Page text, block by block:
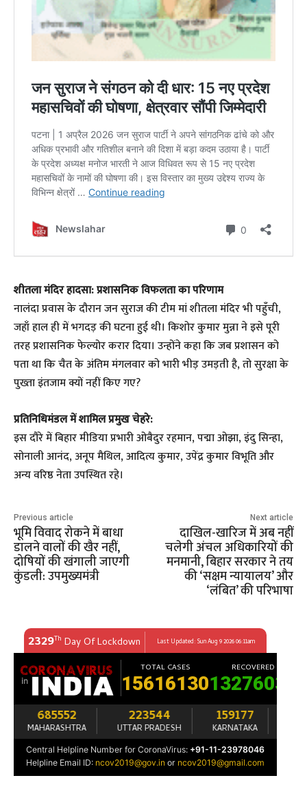
शीतला मंदिर हादसा: प्रशासनिक विफलता का परिणाम
​नालंदा प्रवास के दौरान जन सुराज की टीम मां शीतला मंदिर भी पहुँची,
जहाँ हाल ही में भगदड़ की घटना हुई थी। किशोर कुमार मुन्ना ने इसे पूरी
तरह प्रशासनिक फेल्योर करार दिया। उन्होंने कहा कि जब प्रशासन को
पता था कि चैत के अंतिम मंगलवार को भारी भीड़ उमड़ती है, तो सुरक्षा के
पुख्ता इंतजाम क्यों नहीं किए गए?
प्रतिनिधिमंडल में शामिल प्रमुख चेहरे:
इस दौरे में बिहार मीडिया प्रभारी ओबैदुर रहमान, पद्मा ओझा, इंदु सिन्हा,
सोनाली आनंद, अनूप मैथिल, आदित्य कुमार, उपेंद्र कुमार विभूति और
अन्य वरिष्ठ नेता उपस्थित रहे।
Previous article
भूमि विवाद रोकने में बाधा
डालने वालों की खैर नहीं,
दोषियों की खंगाली जाएगी
कुंडली: उपमुख्यमंत्री
Next article
दाखिल-खारिज में अब नहीं
चलेगी अंचल अधिकारियों की
मनमानी, बिहार सरकार ने तय
की ‘सक्षम न्यायालय’ और
‘लंबित’ की परिभाषा